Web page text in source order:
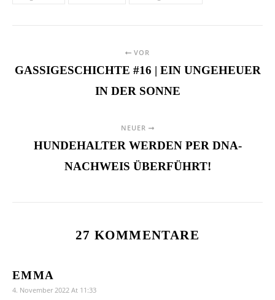
VOR
GASSIGESCHICHTE #16 | EIN UNGEHEUER
IN DER SONNE
NEUER
HUNDEHALTER WERDEN PER DNA-
NACHWEIS ÜBERFÜHRT!
27 KOMMENTARE
EMMA
4. November 2022 At 11:33